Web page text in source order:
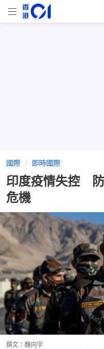
國際 即時國際
印度疫情失控
危機
撰文： 魏向宇